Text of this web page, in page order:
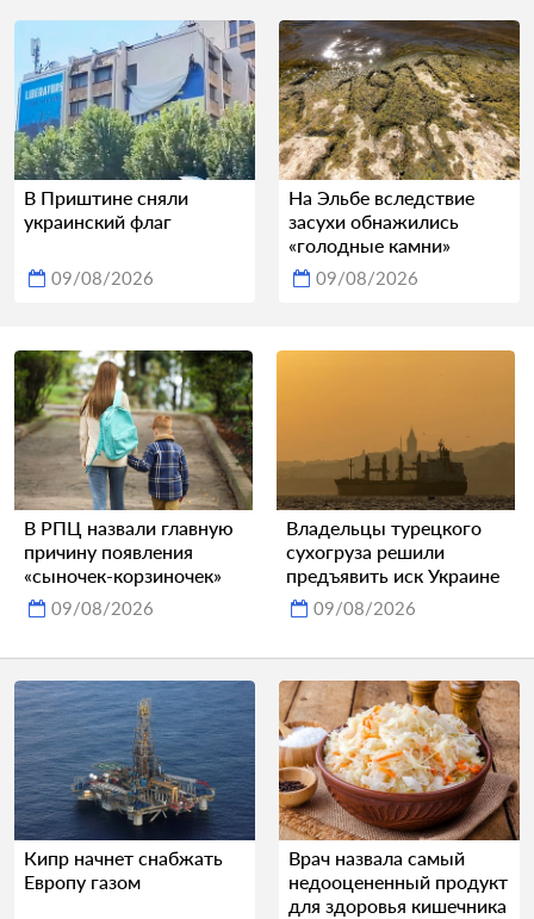
В Приштине сняли
украинский флаг
09/08/2026
На Эльбе вследствие
засухи обнажились
«голодные камни»
09/08/2026
В РПЦ назвали главную
причину появления
«сыночек-корзиночек»
09/08/2026
Владельцы турецкого
сухогруза решили
предъявить иск Украине
09/08/2026
Кипр начнет снабжать
Европу газом
Врач назвала самый
недооцененный продукт
для здоровья кишечника